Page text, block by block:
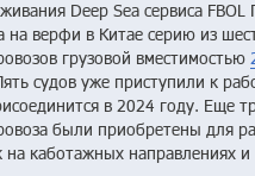
Deep Sea сервиса FBOL
на верфи в Китае серию из
грузовой вместимостью
судов уже приступили к
в 2024 году. Еще
были приобретены для
на каботажных направлениях